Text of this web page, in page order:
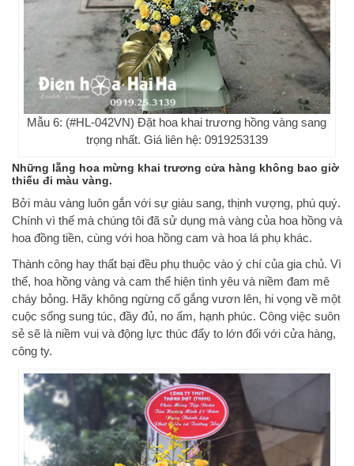
Mẫu 6: (#HL-042VN) Đặt hoa khai trương hồng vàng sang
trọng nhất. Giá liên hệ: 0919253139
Những lẵng hoa mừng khai trương cửa hàng không bao giờ
thiếu đi màu vàng.
Bởi màu vàng luôn gắn với sự giàu sang, thịnh vượng, phú quý.
Chính vì thế mà chúng tôi đã sử dụng mà vàng của hoa hồng và
hoa đồng tiền, cùng với hoa hồng cam và hoa lá phụ khác.
Thành công hay thất bại đều phụ thuộc vào ý chí của gia chủ. Vì
thế, hoa hồng vàng và cam thể hiện tình yêu và niềm đam mê
cháy bỏng. Hãy không ngừng cố gắng vươn lên, hi vọng về một
cuộc sống sung túc, đầy đủ, no ấm, hạnh phúc. Công việc suôn
sẻ sẽ là niềm vui và động lực thúc đẩy to lớn đối với cửa hàng,
công ty.